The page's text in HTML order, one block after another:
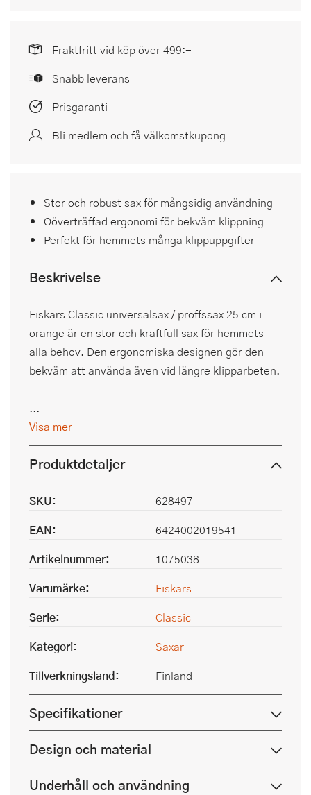
Fraktfritt vid köp över 499:-
Snabb leverans
Prisgaranti
Bli medlem och få välkomstkupong
Stor och robust sax för mångsidig användning
Oöverträffad ergonomi för bekväm klippning
Perfekt för hemmets många klippuppgifter
Beskrivelse
Fiskars Classic universalsax / proffssax 25 cm i
orange är en stor och kraftfull sax för hemmets
alla behov. Den ergonomiska designen gör den
bekväm att använda även vid längre klipparbeten.
...
Visa mer
Produktdetaljer
SKU:
628497
EAN:
6424002019541
Artikelnummer:
1075038
Varumärke:
Fiskars
Serie:
Classic
Kategori:
Saxar
Tillverkningsland:
Finland
Specifikationer
Design och material
Underhåll och användning